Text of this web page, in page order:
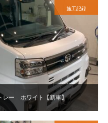
レー ホワイト【新車】
施工記録